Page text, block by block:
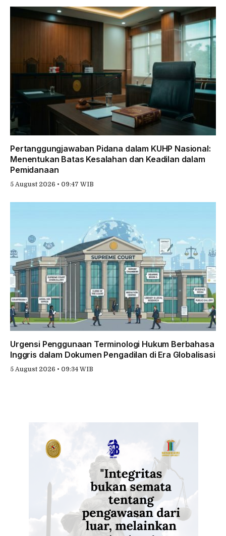
Pertanggungjawaban Pidana dalam KUHP Nasional:
Menentukan Batas Kesalahan dan Keadilan dalam
Pemidanaan
5 August 2026 • 09:47 WIB
Urgensi Penggunaan Terminologi Hukum Berbahasa
Inggris dalam Dokumen Pengadilan di Era Globalisasi
5 August 2026 • 09:34 WIB